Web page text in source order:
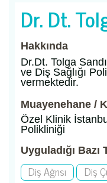
Dr. Dt.
Hakkında
Dr.Dt. Tolga
ve Diş Sağlığı
vermektedir.
Muayenehane /
Özel Klinik
Polikliniği
Uyguladığı Bazı
Diş Ağrısı
Diş